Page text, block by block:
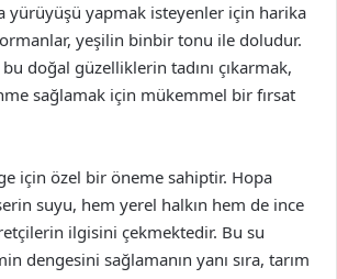
yürüyüşü yapmak isteyenler için harika
yeşilin binbir tonu ile doludur.
doğal güzelliklerin tadını çıkarmak,
sağlamak için mükemmel bir fırsat
için özel bir öneme sahiptir. Hopa
suyu, hem yerel halkın hem de ince
ilgisini çekmektedir. Bu su
dengesini sağlamanın yanı sıra, tarım